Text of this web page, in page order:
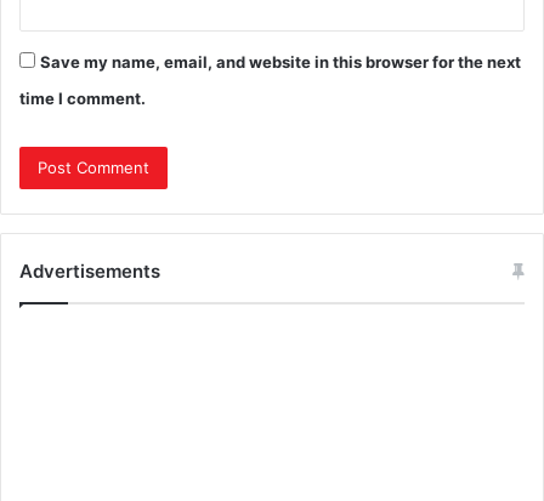
Save my name, email, and website in this browser for the next
time I comment.
Advertisements